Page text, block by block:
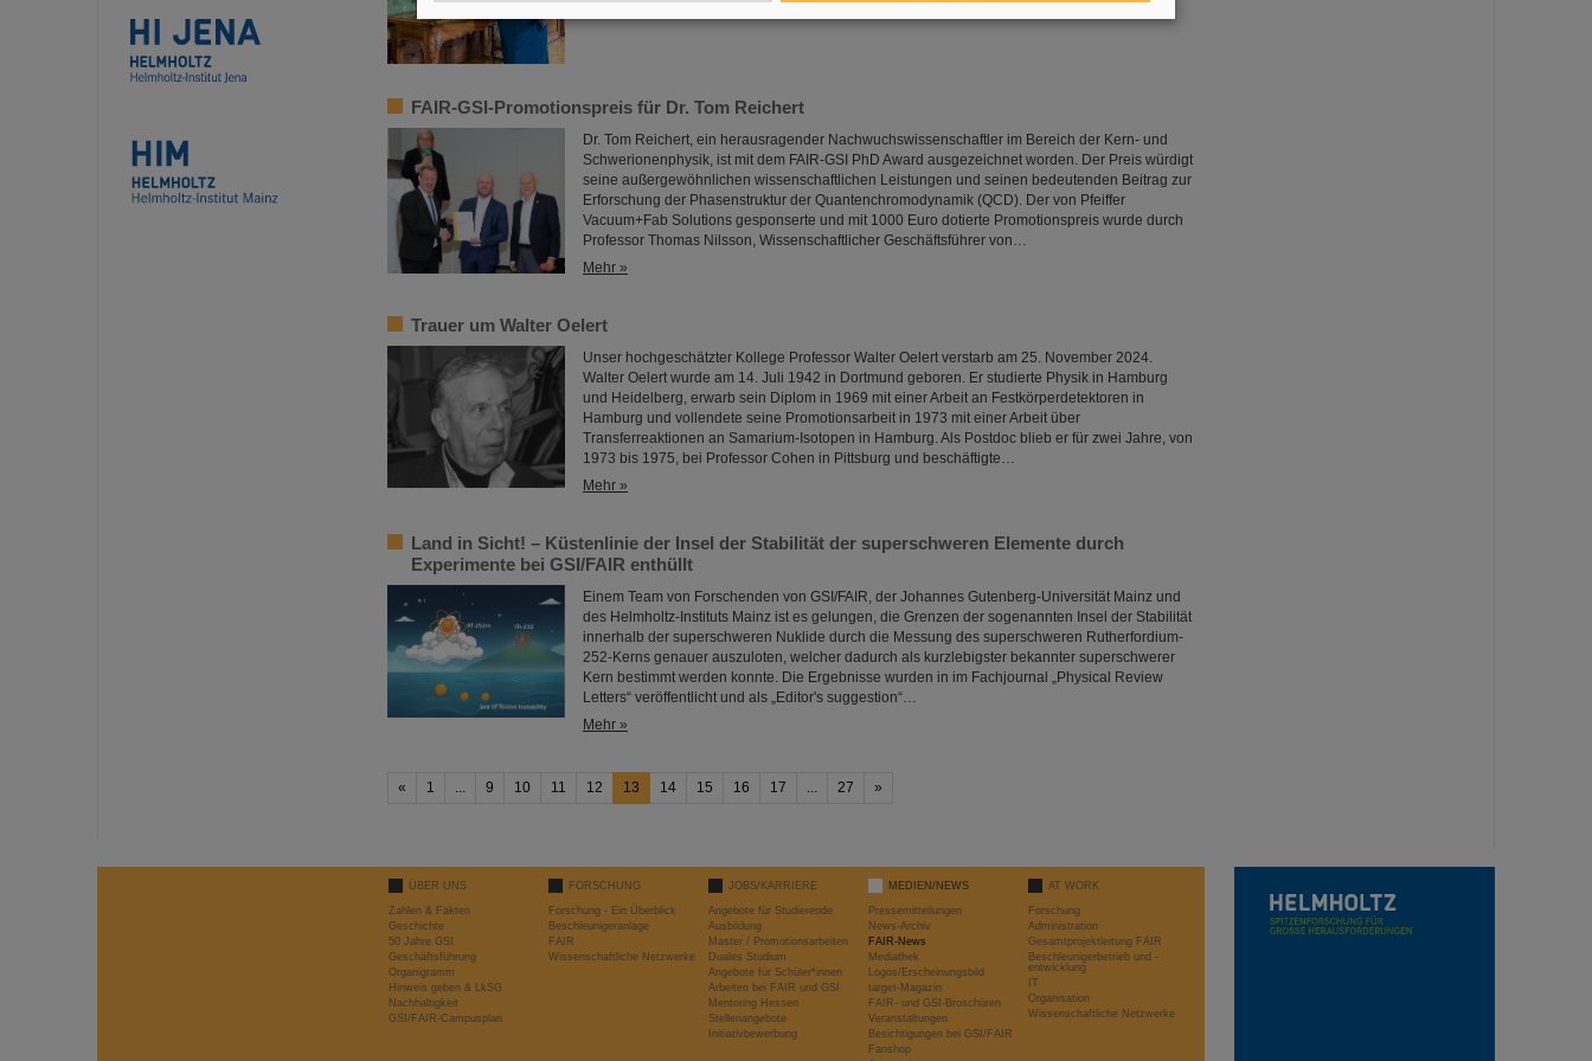
FAIR-GSI-Promotionspreis für Dr. Tom Reichert
Dr. Tom Reichert, ein herausragender Nachwuchswissenschaftler im Bereich der Kern- und
Schwerionenphysik, ist mit dem FAIR-GSI PhD Award ausgezeichnet worden. Der Preis würdigt
seine außergewöhnlichen wissenschaftlichen Leistungen und seinen bedeutenden Beitrag zur
Erforschung der Phasenstruktur der Quantenchromodynamik (QCD). Der von Pfeiffer
Vacuum+Fab Solutions gesponserte und mit 1000 Euro dotierte Promotionspreis wurde durch
Professor Thomas Nilsson, Wissenschaftlicher Geschäftsführer von…
Mehr »
Trauer um Walter Oelert
Unser hochgeschätzter Kollege Professor Walter Oelert verstarb am 25. November 2024.
Walter Oelert wurde am 14. Juli 1942 in Dortmund geboren. Er studierte Physik in Hamburg
und Heidelberg, erwarb sein Diplom in 1969 mit einer Arbeit an Festkörperdetektoren in
Hamburg und vollendete seine Promotionsarbeit in 1973 mit einer Arbeit über
Transferreaktionen an Samarium-Isotopen in Hamburg. Als Postdoc blieb er für zwei Jahre, von
1973 bis 1975, bei Professor Cohen in Pittsburg und beschäftigte…
Mehr »
Land in Sicht! – Küstenlinie der Insel der Stabilität der superschweren Elemente durch
Experimente bei GSI/FAIR enthüllt
Einem Team von Forschenden von GSI/FAIR, der Johannes Gutenberg-Universität Mainz und
des Helmholtz-Instituts Mainz ist es gelungen, die Grenzen der sogenannten Insel der Stabilität
innerhalb der superschweren Nuklide durch die Messung des superschweren Rutherfordium-
252-Kerns genauer auszuloten, welcher dadurch als kurzlebigster bekannter superschwerer
Kern bestimmt werden konnte. Die Ergebnisse wurden in im Fachjournal „Physical Review
Letters“ veröffentlicht und als „Editor's suggestion“…
Mehr »
« 1 9 10 11 12 13 14 15 16 17 27 »
ÜBER UNS
Zahlen & Fakten
Geschichte
50 Jahre GSI
Geschäftsführung
Organigramm
Hinweis geben & LkSG
Nachhaltigkeit
GSI/FAIR-Campusplan
FORSCHUNG
Forschung - Ein Überblick
Beschleunigeranlage
FAIR
Wissenschaftliche Netzwerke
JOBS/KARRIERE
Angebote für Studierende
Ausbildung
Master / Promotionsarbeiten
Duales Studium
Angebote für Schüler*innen
Arbeiten bei FAIR und GSI
Mentoring Hessen
Stellenangebote
Initiativbewerbung
MEDIEN/NEWS
Pressemitteilungen
News-Archiv
FAIR-News
Mediathek
Logos/Erscheinungsbild
target-Magazin
FAIR- und GSI-Broschüren
Veranstaltungen
Besichtigungen bei GSI/FAIR
Fanshop
AT WORK
Forschung
Administration
Gesamtprojektleitung FAIR
Beschleunigerbetrieb und -
entwicklung
IT
Organisation
Wissenschaftliche Netzwerke